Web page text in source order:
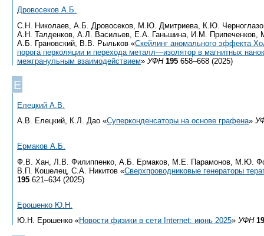
Дровосеков А.Б.
С.Н. Николаев, А.Б. Дровосеков, М.Ю. Дмитриева, К.Ю.
А.Н. Талденков, А.Л. Васильев, Е.А. Ганьшина, И.М. Припеченков,
А.Б. Грановский, В.В. Рыльков «Cкейлинг аномального эффекта
порога перколяции и перехода металл—изолятор в магнитных
межгранульным взаимодействием» УФН 195 658–668 (2025)
Е
Елецкий А.В.
А.В. Елецкий, К.Л. Дао «Суперконденсаторы на основе графена»
Ермаков А.Б.
Ф.В. Хан, Л.В. Филиппенко, А.Б. Ермаков, М.Е. Парамонов, М.Ю.
В.П. Кошелец, С.А. Никитов «Сверхпроводниковые генераторы
195 621–634 (2025)
Ерошенко Ю.Н.
Ю.Н. Ерошенко «Новости физики в сети Internet: июнь 2025» УФН